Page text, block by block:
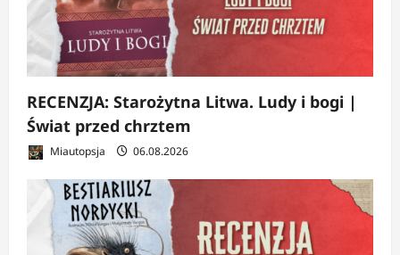
RECENZJA: Starożytna Litwa. Ludy i bogi |
Świat przed chrztem
Miautopsja 06.08.2026